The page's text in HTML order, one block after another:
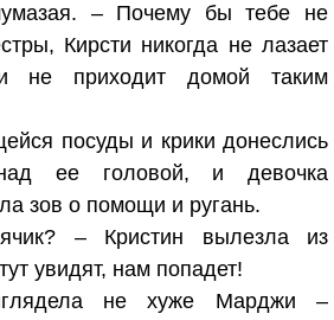
– Почему бы тебе не
Кирсти никогда не лазает
не приходит домой таким
посуды и крики донеслись
ее головой, и девочка
зов о помощи и ругань.
– Кристин вылезла из
увидят, нам попадет!
не хуже Марджи –